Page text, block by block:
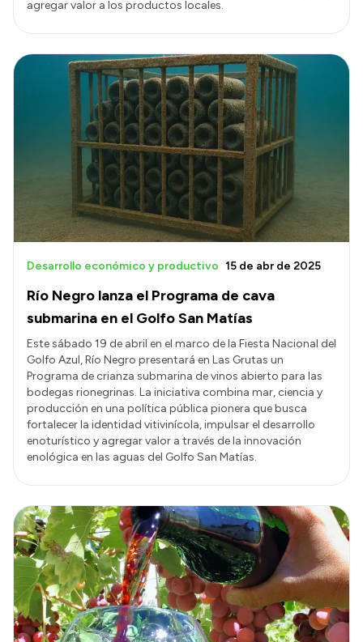
agregar valor a los productos locales.
Río Negro lanza el Programa de cava
submarina en el Golfo San Matías
Desarrollo económico y productivo 15 de abr de 2025
Este sábado 19 de abril en el marco de la Fiesta Nacional del
Golfo Azul, Río Negro presentará en Las Grutas un
Programa de crianza submarina de vinos abierto para las
bodegas rionegrinas. La iniciativa combina mar, ciencia y
producción en una política pública pionera que busca
fortalecer la identidad vitivinícola, impulsar el desarrollo
enoturístico y agregar valor a través de la innovación
enológica en las aguas del Golfo San Matías.